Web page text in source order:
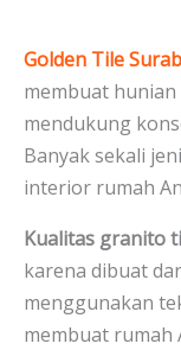
Golden Tile
membuat hunian
mendukung
Banyak sekali
interior rumah
Kualitas granito
karena dibuat
menggunakan
membuat rumah